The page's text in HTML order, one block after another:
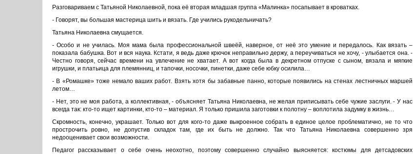
Разговариваем с Татьяной Николаевной, пока её вторая младшая группа «Малинка» посапывает в кроватках.
- Говорят, вы большая мастерица шить и вязать. Где учились рукодельничать?
Татьяна Николаевна смущается.
- Особо и не училась. Моя мама была профессиональной швеёй, наверное, от неё это умение и передалось. Как вязать –
показала бабушка. Вот и вся наука. Кстати, я ведь даже крючок неправильно держу, а переучиваться не хочу, - улыбается она. -
Честно говоря, сейчас времени на увлечение не хватает. А вот когда была в декретном отпуске с сыном, вязала и мягкие
игрушки, и платьица для племянниц, и тапочки, носочки, пинетки, даже себе юбку осилила…
- В «Ромашке» тоже немало ваших работ. Взять хотя бы забавные панно, которые появились на стенах лестничных маршей
летом…
- Нет, это не моя работа, а коллективная, - объясняет Татьяна Николаевна, не желая приписывать себе чужие заслуги. - У нас
всегда так: кто-то ищет картинки, кто-то – материал. Я только пришила заготовки к полотну – воплотила задумку в жизнь…
Скромность, конечно, украшает. Только вот для кого-то даже выкроенное собрать в единое целое проблематично, не то что
прострочить ровно, не допустив складок там, где их быть не должно. Так что Татьяна Николаевна совершенно зря
недооценивает свои возможности.
Педагог рассказывает о себе очень неохотно, поэтому совершенно случайно выясняется: костюмы для детсадовских